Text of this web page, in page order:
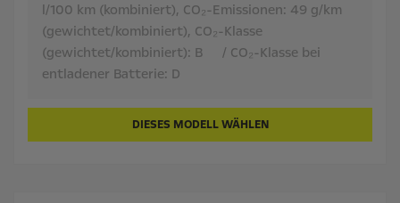
l/100 km (kombiniert), CO₂-Emissionen: 49 g/km
(gewichtet/kombiniert), CO₂-Klasse
(gewichtet/kombiniert): B
/ CO₂-Klasse bei
entladener Batterie: D
DIESES MODELL WÄHLEN